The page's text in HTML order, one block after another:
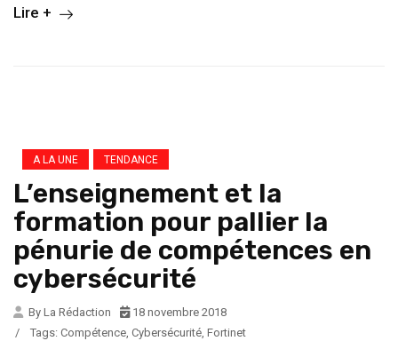
Lire +
A LA UNE TENDANCE
L’enseignement et la
formation pour pallier la
pénurie de compétences en
cybersécurité
By La Rédaction
18 novembre 2018
/
Tags: Compétence, Cybersécurité, Fortinet